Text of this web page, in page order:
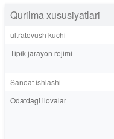
Qurilma xususiyatlari
ultratovush kuchi
Tipik jarayon rejimi
Sanoat ishlashi
Odatdagi ilovalar